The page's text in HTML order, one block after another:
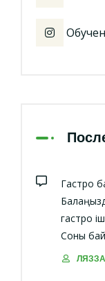
Гастро
гастро
Соны